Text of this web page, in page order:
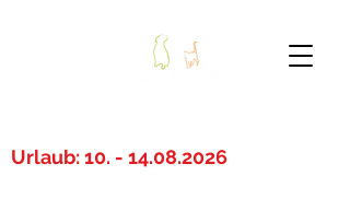
Urlaub:10. - 14.08.2026